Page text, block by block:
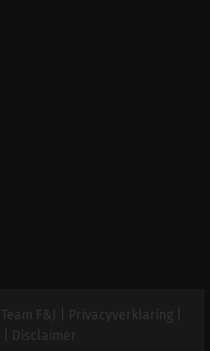
Team F&J Privacyverklaring
Disclaimer